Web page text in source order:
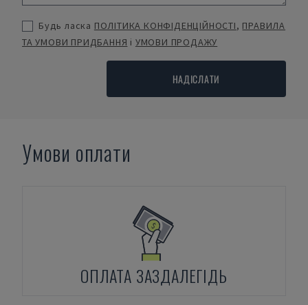
Будь ласка ПОЛІТИКА КОНФІДЕНЦІЙНОСТІ, ПРАВИЛА
ТА УМОВИ ПРИДБАННЯ і УМОВИ ПРОДАЖУ
НАДІСЛАТИ
Умови оплати
ОПЛАТА ЗАЗДАЛЕГІДЬ